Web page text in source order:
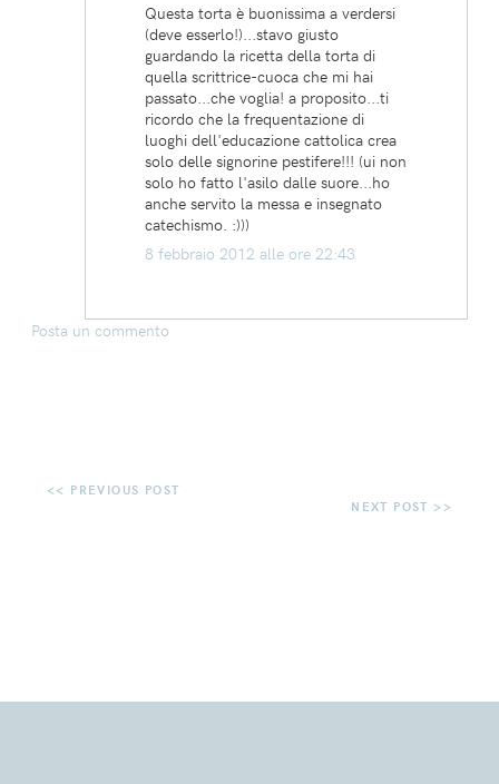
Questa torta è buonissima a verdersi
(deve esserlo!)...stavo giusto
guardando la ricetta della torta di
quella scrittrice-cuoca che mi hai
passato...che voglia! a proposito...ti
ricordo che la frequentazione di
luoghi dell'educazione cattolica crea
solo delle signorine pestifere!!! (ui non
solo ho fatto l'asilo dalle suore...ho
anche servito la messa e insegnato
catechismo. :)))
8 febbraio 2012 alle ore 22:43
Posta un commento